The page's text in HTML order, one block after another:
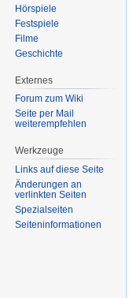
Hörspiele
Festspiele
Filme
Geschichte
Externes
Forum zum Wiki
Seite per Mail
weiterempfehlen
Werkzeuge
Links auf diese Seite
Änderungen an
verlinkten Seiten
Spezialseiten
Seiten­informationen